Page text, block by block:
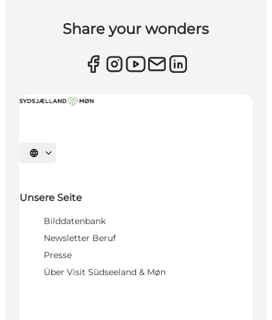
Share your wonders
Sprache auswählen
Unsere Seite
Bilddatenbank
Newsletter Beruf
Presse
Über Visit Südseeland & Møn